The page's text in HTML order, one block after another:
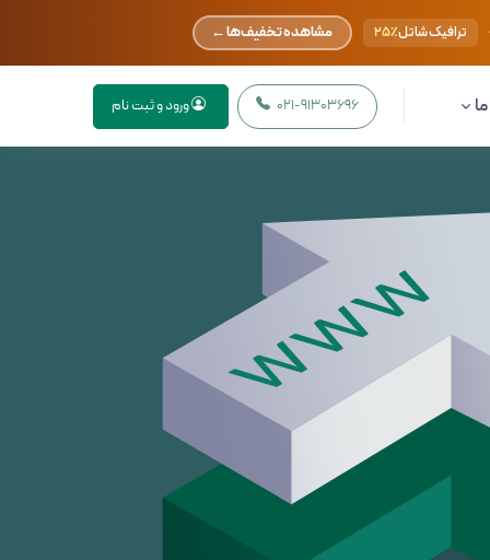
· ترافیک شاتل۲۵٪ مشاهده تخفیف‌ها ←
021-91303696 ورود و ثبت نام